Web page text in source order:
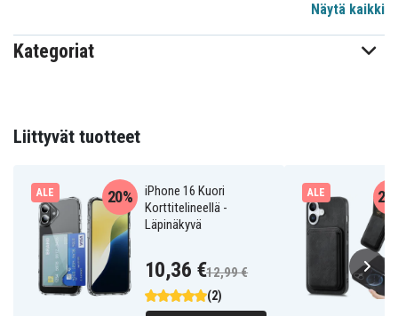
Ominaisuus
Väri Läpinäkyvä
Materiaali Muovi
Näytä kaikki
Kategoriat
Liittyvät tuotteet
ALE
iPhone 16 Kuori
Korttitelineellä -
Läpinäkyvä
(2)
20%
10,36 €12,99 €
ALE